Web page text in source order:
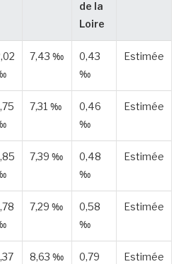
de la
Loire
7,43 ‰
0,43
‰
Estimée
7,31 ‰
0,46
‰
Estimée
7,39 ‰
0,48
‰
Estimée
7,29 ‰
0,58
‰
Estimée
8,63 ‰
0,79
Estimée